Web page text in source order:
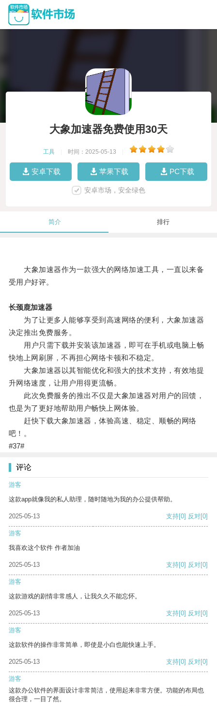
大象加速器免费使用30天
工具 时间：2025-05-13
安卓下载 苹果下载 PC下载
安卓市场，安全绿色
简介 排行
大象加速器作为一款强大的网络加速工具，一直以来备
受用户好评。
长颈鹿加速器
为了让更多人能够享受到高速网络的便利，大象加速器
决定推出免费服务。
用户只需下载并安装该加速器，即可在手机或电脑上畅
快地上网刷屏，不再担心网络卡顿和不稳定。
大象加速器以其智能优化和强大的技术支持，有效地提
升网络速度，让用户用得更流畅。
此次免费服务的推出不仅是大象加速器对用户的回馈，
也是为了更好地帮助用户畅快上网体验。
赶快下载大象加速器，体验高速、稳定、顺畅的网络
吧！。
#37#
评论
游客
这款app就像我的私人助理，随时随地为我的办公提供帮助。
2025-05-13 支持[0] 反对[0]
游客
我喜欢这个软件 作者加油
2025-05-13 支持[0] 反对[0]
游客
这款游戏的剧情非常感人，让我久久不能忘怀。
2025-05-13 支持[0] 反对[0]
游客
这款软件的操作非常简单，即使是小白也能快速上手。
2025-05-13 支持[0] 反对[0]
游客
这款办公软件的界面设计非常简洁，使用起来非常方便。功能的布局也
很合理，一目了然。